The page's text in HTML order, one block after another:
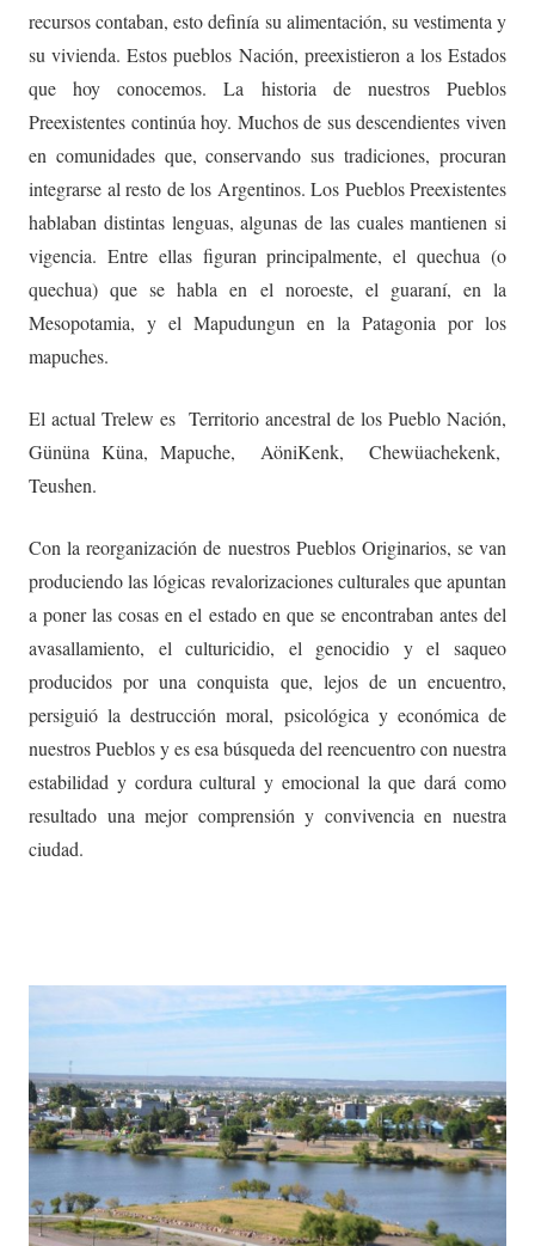
recursos contaban, esto definía su alimentación, su vestimenta y
su vivienda. Estos pueblos Nación, preexistieron a los Estados
que hoy conocemos. La historia de nuestros Pueblos
Preexistentes continúa hoy. Muchos de sus descendientes viven
en comunidades que, conservando sus tradiciones, procuran
integrarse al resto de los Argentinos. Los Pueblos Preexistentes
hablaban distintas lenguas, algunas de las cuales mantienen si
vigencia. Entre ellas figuran principalmente, el quechua (o
quechua) que se habla en el noroeste, el guaraní, en la
Mesopotamia, y el Mapudungun en la Patagonia por los
mapuches.
El actual Trelew es Territorio ancestral de los Pueblo Nación,
Gününa Küna, Mapuche, AöniKenk, Chewüachekenk,
Teushen.
Con la reorganización de nuestros Pueblos Originarios, se van
produciendo las lógicas revalorizaciones culturales que apuntan
a poner las cosas en el estado en que se encontraban antes del
avasallamiento, el culturicidio, el genocidio y el saqueo
producidos por una conquista que, lejos de un encuentro,
persiguió la destrucción moral, psicológica y económica de
nuestros Pueblos y es esa búsqueda del reencuentro con nuestra
estabilidad y cordura cultural y emocional la que dará como
resultado una mejor comprensión y convivencia en nuestra
ciudad.